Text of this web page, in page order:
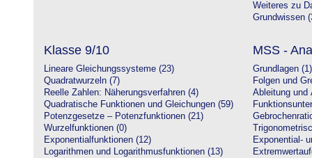
Weiteres zu
Grundwissen
Klasse 9/10
Lineare Gleichungssysteme (23)
Quadratwurzeln (7)
Reelle Zahlen: Näherungsverfahren (4)
Quadratische Funktionen und Gleichungen (59)
Potenzgesetze – Potenzfunktionen (21)
Wurzelfunktionen (0)
Exponentialfunktionen (12)
Logarithmen und Logarithmusfunktionen (13)
MSS -
Grundlagen (1)
Folgen und
Ableitung und
Exponential-